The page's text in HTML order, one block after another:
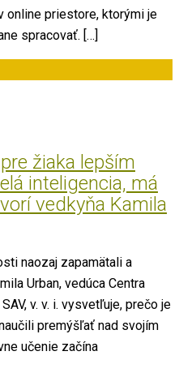
online priestore, ktorými je
spracovať. […]
žiaka lepším
inteligencia, má
vedkyňa Kamila
naozaj zapamätali a
Urban, vedúca Centra
v. v. i. vysvetľuje, prečo je
premýšľať nad svojím
učenie začína